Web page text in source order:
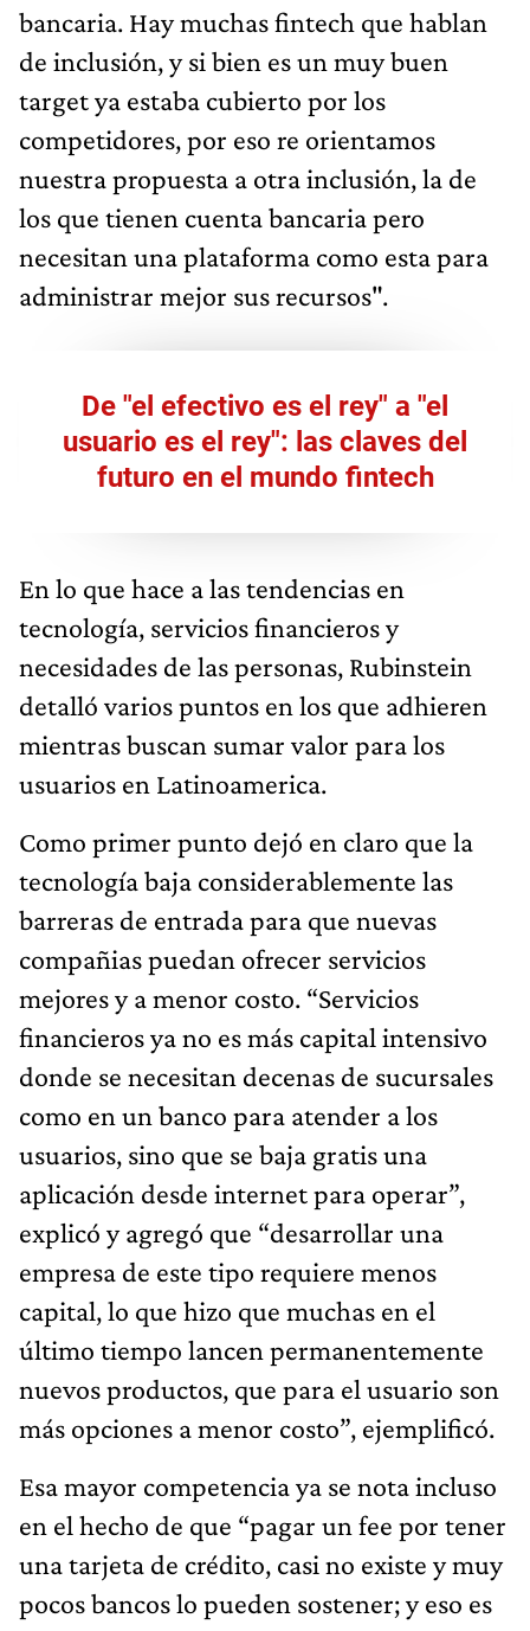
bancaria. Hay muchas fintech que hablan
de inclusión, y si bien es un muy buen
target ya estaba cubierto por los
competidores, por eso re orientamos
nuestra propuesta a otra inclusión, la de
los que tienen cuenta bancaria pero
necesitan una plataforma como esta para
administrar mejor sus recursos".
De "el efectivo es el rey" a "el
usuario es el rey": las claves del
futuro en el mundo fintech
En lo que hace a las tendencias en
tecnología, servicios financieros y
necesidades de las personas, Rubinstein
detalló varios puntos en los que adhieren
mientras buscan sumar valor para los
usuarios en Latinoamerica.
Como primer punto dejó en claro que la
tecnología baja considerablemente las
barreras de entrada para que nuevas
compañias puedan ofrecer servicios
mejores y a menor costo. “Servicios
financieros ya no es más capital intensivo
donde se necesitan decenas de sucursales
como en un banco para atender a los
usuarios, sino que se baja gratis una
aplicación desde internet para operar”,
explicó y agregó que “desarrollar una
empresa de este tipo requiere menos
capital, lo que hizo que muchas en el
último tiempo lancen permanentemente
nuevos productos, que para el usuario son
más opciones a menor costo”, ejemplificó.
Esa mayor competencia ya se nota incluso
en el hecho de que “pagar un fee por tener
una tarjeta de crédito, casi no existe y muy
pocos bancos lo pueden sostener; y eso es